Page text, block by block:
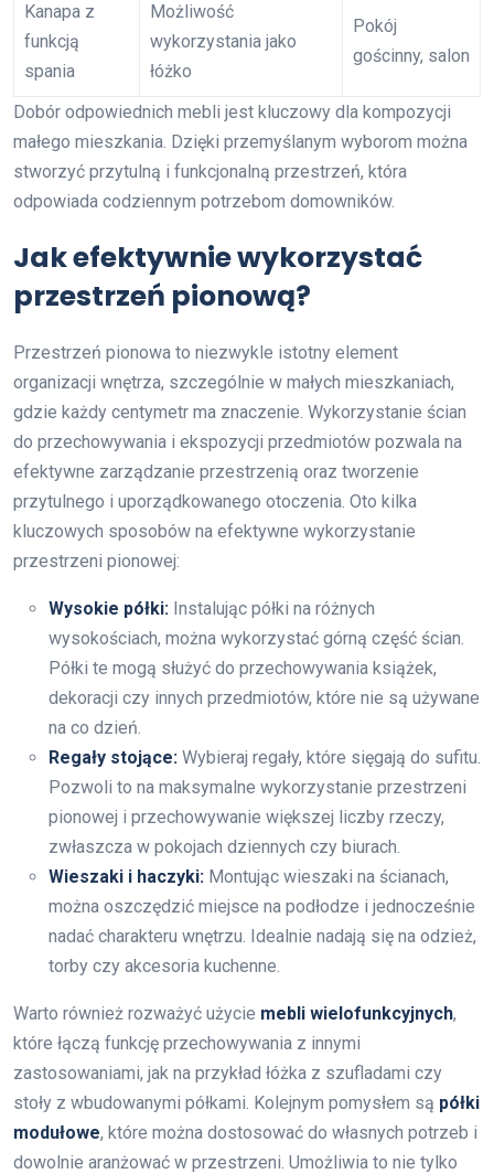
Kanapa z
funkcją
spania
Możliwość
wykorzystania jako
łóżko
Pokój
gościnny, salon
Dobór odpowiednich mebli jest kluczowy dla kompozycji
małego mieszkania. Dzięki przemyślanym wyborom można
stworzyć przytulną i funkcjonalną przestrzeń, która
odpowiada codziennym potrzebom domowników.
Jak efektywnie wykorzystać
przestrzeń pionową?
Przestrzeń pionowa to niezwykle istotny element
organizacji wnętrza, szczególnie w małych mieszkaniach,
gdzie każdy centymetr ma znaczenie. Wykorzystanie ścian
do przechowywania i ekspozycji przedmiotów pozwala na
efektywne zarządzanie przestrzenią oraz tworzenie
przytulnego i uporządkowanego otoczenia. Oto kilka
kluczowych sposobów na efektywne wykorzystanie
przestrzeni pionowej:
Wysokie półki: Instalując półki na różnych
wysokościach, można wykorzystać górną część ścian.
Półki te mogą służyć do przechowywania książek,
dekoracji czy innych przedmiotów, które nie są używane
na co dzień.
Regały stojące: Wybieraj regały, które sięgają do sufitu.
Pozwoli to na maksymalne wykorzystanie przestrzeni
pionowej i przechowywanie większej liczby rzeczy,
zwłaszcza w pokojach dziennych czy biurach.
Wieszaki i haczyki: Montując wieszaki na ścianach,
można oszczędzić miejsce na podłodze i jednocześnie
nadać charakteru wnętrzu. Idealnie nadają się na odzież,
torby czy akcesoria kuchenne.
Warto również rozważyć użycie mebli wielofunkcyjnych,
które łączą funkcję przechowywania z innymi
zastosowaniami, jak na przykład łóżka z szufladami czy
stoły z wbudowanymi półkami. Kolejnym pomysłem są półki
modułowe, które można dostosować do własnych potrzeb i
dowolnie aranżować w przestrzeni. Umożliwia to nie tylko